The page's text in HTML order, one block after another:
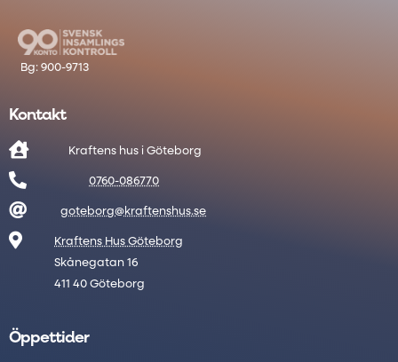
Kontakt
 Kraftens hus i Göteborg
 0760-086770
 goteborg@kraftenshus.se

Kraftens Hus Göteborg
Skånegatan 16
411 40 Göteborg
Öppettider